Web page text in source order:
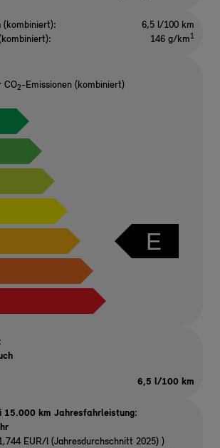
(kombiniert):
6,5 l/100 km
146 g/km1
CO2-Emissionen (kombiniert)
E
6,5 l/100 km
15.000 km Jahresfahrleistung:
EUR/l (Jahresdurchschnitt 2025) )